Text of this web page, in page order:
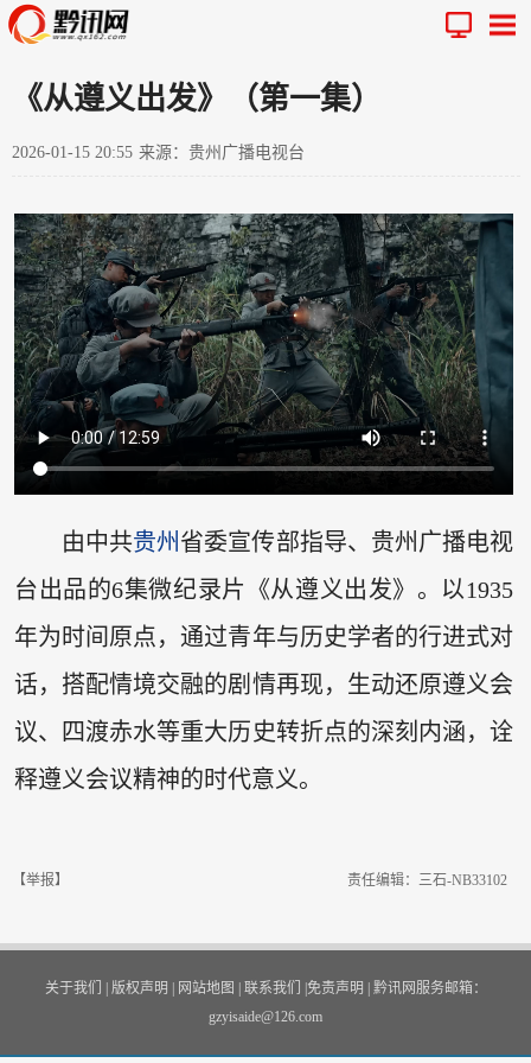
《从遵义出发》（第一集）
2026-01-15 20:55 来源：贵州广播电视台
由中共贵州 省委宣传部指导、贵州广播电视
台出品的6集微纪录片《从遵义出发》。以1935
年为时间原点，通过青年与历史学者的行进式对
话，搭配情境交融的剧情再现，生动还原遵义会
议、四渡赤水等重大历史转折点的深刻内涵，诠
释遵义会议精神的时代意义。
【举报】 责任编辑：三石-NB33102
关于我们 版权声明 网站地图 联系我们 免责声明
黔讯网服务邮箱：
gzyisaide@126.com